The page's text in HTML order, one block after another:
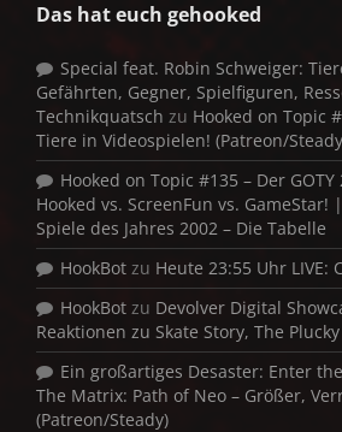
Das hat euch gehooked
Special feat. Robin Schweiger:
Gefährten, Gegner, Spielfiguren,
Technikquatsch zu Hooked on Topic
Tiere in Videospielen! (Patreon/
Hooked on Topic #135 – Der
Hooked vs. ScreenFun vs. GameStar!
Spiele des Jahres 2002 – Die Tabelle
HookBot zu Heute 23:55 Uhr LIVE:
HookBot zu Devolver Digital
Reaktionen zu Skate Story, The
Ein großartiges Desaster: Enter
The Matrix: Path of Neo – Größer,
(Patreon/Steady)